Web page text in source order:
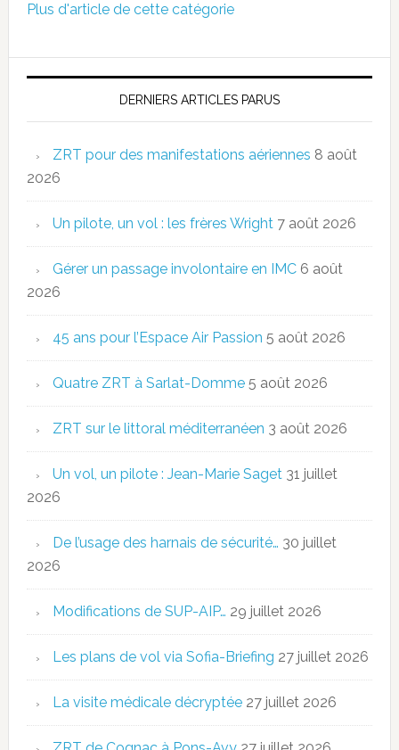
Plus d'article de cette catégorie
DERNIERS ARTICLES PARUS
ZRT pour des manifestations aériennes 8 août
2026
Un pilote, un vol : les frères Wright 7 août 2026
Gérer un passage involontaire en IMC 6 août
2026
45 ans pour l’Espace Air Passion 5 août 2026
Quatre ZRT à Sarlat-Domme 5 août 2026
ZRT sur le littoral méditerranéen 3 août 2026
Un vol, un pilote : Jean-Marie Saget 31 juillet
2026
De l’usage des harnais de sécurité… 30 juillet
2026
Modifications de SUP-AIP… 29 juillet 2026
Les plans de vol via Sofia-Briefing 27 juillet 2026
La visite médicale décryptée 27 juillet 2026